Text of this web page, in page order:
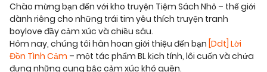
Chào mừng bạn đến với kho truyện Tiệm Sách Nhỏ – thế giới
dành riêng cho những trái tim yêu thích truyện tranh
boylove đầy cảm xúc và chiều sâu.
Hôm nay, chúng tôi hân hoan giới thiệu đến bạn [Ddt] Lời
Đồn Tình Cảm – một tác phẩm BL kịch tính, lôi cuốn và chứa
đựng những cung bậc cảm xúc khó quên.